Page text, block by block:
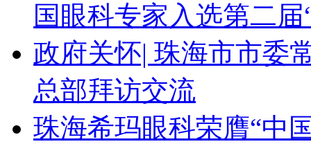
国眼科专家入选第二
政府关怀| 珠海市市委
总部拜访交流
珠海希玛眼科荣膺“中